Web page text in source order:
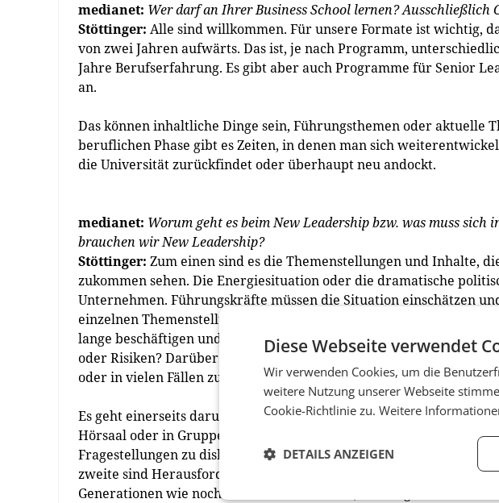
medianet: Wer darf an Ihrer Business School lernen? Ausschließlich
Stöttinger: Alle sind willkommen. Für unsere Formate ist wichtig,
von zwei Jahren aufwärts. Das ist, je nach Programm,
Jahre Berufserfahrung. Es gibt aber auch Programme für Senior
an.
Das können inhaltliche Dinge sein, Führungsthemen oder aktuelle
beruflichen Phase gibt es Zeiten, in denen man sich
die Universität zurückfindet oder überhaupt neu andockt.
medianet: Worum geht es beim New Leadership bzw. was muss
brauchen wir New Leadership?
Stöttinger: Zum einen sind es die Themenstellungen und Inhalte,
zukommen sehen. Die Energiesituation oder die dramatische
Unternehmen. Führungskräfte müssen die Situation einschätzen
einzelnen Themenstellungen, die richtigen Schlüsse daraus ziehen
lange beschäftigen und sorgt für sehr viele Veränderungen in
oder Risiken? Darüber Bescheid zu wissen und sich auszutauschen,
oder in vielen Fällen zumindest neu im Führungsalltag. Hier gibt es
Es geht einerseits darum, mehr zu wissen und sich mit jenen, die
Hörsaal oder in Gruppenformaten auszutauschen, um
Fragestellungen zu diskutieren. Das ist die inhaltliche Seite und die
zweite sind Herausforderungen, wenn es um das Thema Führen an
Generationen wie noch nie in der Workforce, und es gibt die
Diese Webseite verwendet
Wir verwenden Cookies, um die
weitere Nutzung unserer Webseite
Cookie-Richtlinie zu. Weitere
DETAILS ANZEIGEN